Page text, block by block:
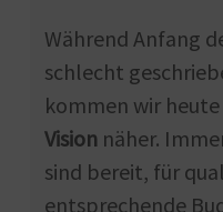
Während Anfang
schlecht
kommen wir
Vision näher.
sind bereit, für
entsprechende